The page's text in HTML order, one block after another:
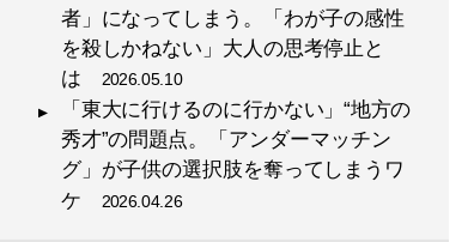
者」になってしまう。「わが子の感性
を殺しかねない」大人の思考停止と
は 2026.05.10
「東大に行けるのに行かない」“地方の
秀才”の問題点。「アンダーマッチン
グ」が子供の選択肢を奪ってしまうワ
ケ 2026.04.26